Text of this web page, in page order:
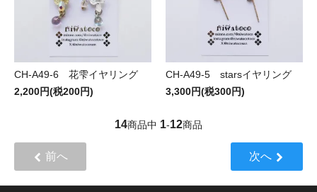
CH-A49-6 花雫イヤリング
2,200円(税200円)
CH-A49-5 starsイヤリング
3,300円(税300円)
14商品中 1-12商品
前へ 次へ